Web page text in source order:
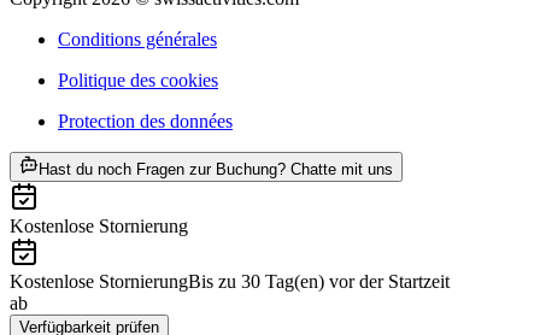
Conditions générales
Politique des cookies
Protection des données
Hast du noch Fragen zur Buchung? Chatte mit uns
Kostenlose Stornierung
Kostenlose StornierungBis zu 30 Tag(en) vor der Startzeit
ab
Verfügbarkeit prüfen